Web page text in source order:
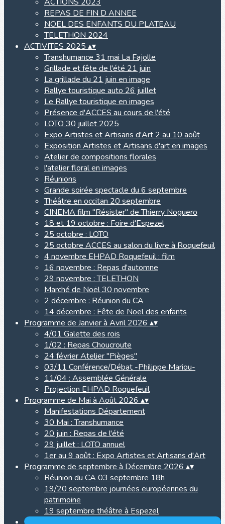
REPAS DE FIN D ANNEE
NOEL DES ENFANTS DU PLATEAU
TELETHON 2024
ACTIVITES 2025 ▴▾
Transhumance 31 mai La Fajolle
Grillade et fête de l'été 21 juin
La grillade du 21 juin en image
Rallye touristique auto 26 juillet
Le Rallye touristique en images
Présence d'ACCES au cours de l'été
LOTO 30 juillet 2025
Expo Artistes et Artisans d'Art 2 au 10 août
Exposition Artistes et Artisans d'art en images
Atelier de compositions florales
l'atelier floral en images
Réunions
Grande soirée spectacle du 6 septembre
Théâtre en occitan 20 septembre
CINEMA film "Résister" de Thierry Noguero
18 et 19 octobre : Foire d'Espezel
25 octobre : LOTO
25 octobre ACCES au salon du livre à Roquefeuil
4 novembre EHPAD Roquefeuil : film
16 novembre : Repas d'automne
29 novembre : TELETHON
Marché de Noël 30 novembre
2 décembre : Réunion du CA
14 décembre : Fête de Noël des enfants
Programme de Janvier à Avril 2026 ▴▾
4/01 Galette des rois
1/02 : Repas Choucroute
24 février Atelier "Pièges"
03/11 Conférence/Débat -Philippe Mariou-
11/04 : Assemblée Générale
Projection EHPAD Roquefeuil
Programme de Mai à Août 2026 ▴▾
Manifestations Département
30 Mai : Transhumance
20 juin : Repas de l'été
29 juillet : LOTO annuel
1er au 9 août : Expo Artistes et Artisans d'Art
Programme de septembre à Décembre 2026 ▴▾
Réunion du CA 03 septembre 18h
19/20 septembre journées européennes du
patrimoine
19 septembre théâtre à Espezel